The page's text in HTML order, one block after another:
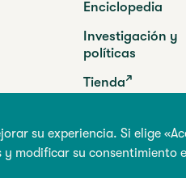
su experiencia. Si elige
modificar su consentimiento
Enciclopedia
Investigación y
políticas
Tienda